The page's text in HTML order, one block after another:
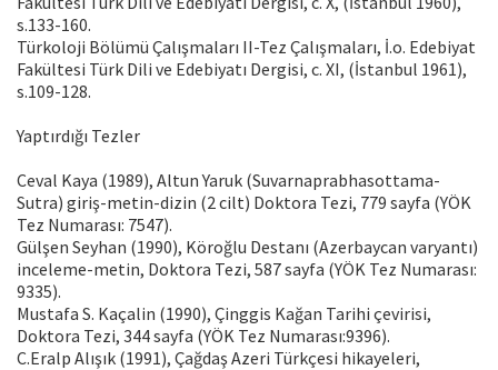
s.133-160.
Türkoloji Bölümü Çalışmaları II-Tez Çalışmaları, İ.o. Edebiyat
Fakültesi Türk Dili ve Edebiyatı Dergisi, c. XI, (İstanbul 1961),
s.109-128.
Yaptırdığı Tezler
Ceval Kaya (1989), Altun Yaruk (Suvarnaprabhasottama-
Sutra) giriş-metin-dizin (2 cilt) Doktora Tezi, 779 sayfa (YÖK
Tez Numarası: 7547).
Gülşen Seyhan (1990), Köroğlu Destanı (Azerbaycan varyantı)
inceleme-metin, Doktora Tezi, 587 sayfa (YÖK Tez Numarası:
9335).
Mustafa S. Kaçalin (1990), Çinggis Kağan Tarihi çevirisi,
Doktora Tezi, 344 sayfa (YÖK Tez Numarası:9396).
C.Eralp Alışık (1991), Çağdaş Azeri Türkçesi hikayeleri,